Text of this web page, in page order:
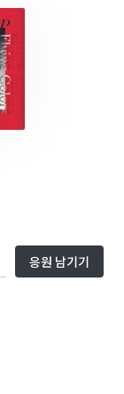
응원 남기기